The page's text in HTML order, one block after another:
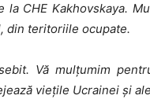
CHE Kakhovskaya.
din teritoriile ocupate.
Vă mulțumim
viețile Ucrainei și